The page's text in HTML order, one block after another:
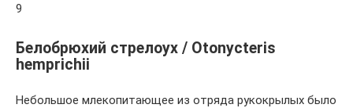
9
Белобрюхий стрелоух / Otonycteris
hemprichii
Небольшое млекопитающее из отряда рукокрылых было